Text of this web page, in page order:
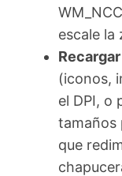
escale la
(iconos,
el DPI, o
tamaños
que